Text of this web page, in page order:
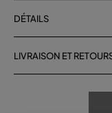
DÉTAILS
LIVRAISON ET